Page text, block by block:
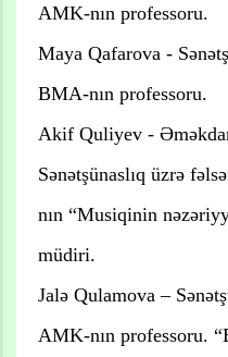
AMK-nın professoru.
Maya Qafarova -
BMA-nın professoru.
Akif Quliyev -
Sənətşünaslıq üzrə
nın “Musiqinin
müdiri.
Jalə Qulamova –
AMK-nın professoru.